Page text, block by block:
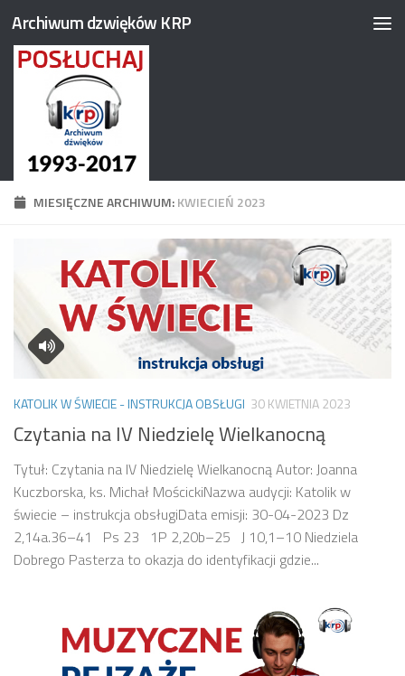
Przejdź do treści
Archiwum dzwięków KRP
MIESIĘCZNE ARCHIWUM:KWIECIEŃ 2023
KATOLIK W ŚWIECIE - INSTRUKCJA OBSŁUGI 30 KWIETNIA 2023
Czytania na IV Niedzielę Wielkanocną
Tytuł: Czytania na IV Niedzielę Wielkanocną Autor: Joanna
Kuczborska, ks. Michał MościckiNazwa audycji: Katolik w
świecie – instrukcja obsługiData emisji: 30-04-2023 Dz
2,14a.36–41 Ps 23 1P 2,20b–25 J 10,1–10 Niedziela
Dobrego Pasterza to okazja do identyfikacji gdzie...